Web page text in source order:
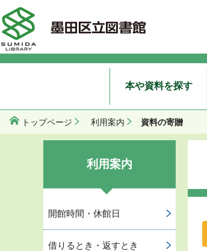
本や資料を探す
トップページ 利用案内 資料の寄贈
利用案内
開館時間・休館日
借りるとき・返すとき